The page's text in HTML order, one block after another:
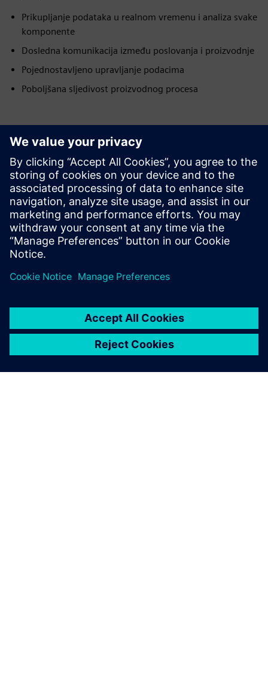
Prikupljanje podataka u realnom vremenu i analiza svake
komponente
Dosledna komunikacija između poslovanja i proizvodnje
Pojednostavljeno upravljanje podacima
Poboljšana sljedivost proizvodnog procesa
Imate pitanja?
Hajde da ćaskamo. Obratite se i mi ćemo vam pomoći
da shvatite najbolje mesto za početak.
Contact us